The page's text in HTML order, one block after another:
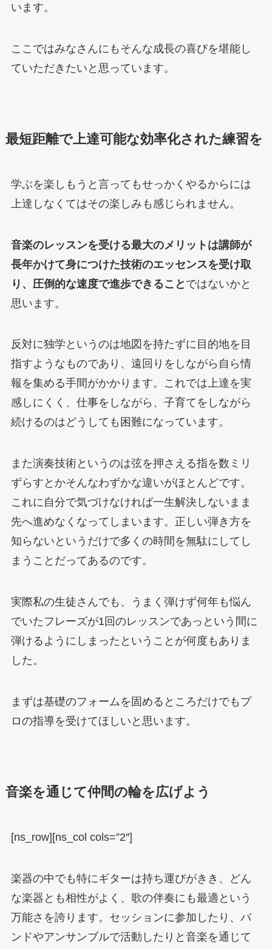
います。
ここではみなさんにもそんな成長の喜びを堪能し
ていただきたいと思っています。
最短距離で上達可能な効率化された練習を
学ぶを楽しもうと言ってもせっかくやるからには
上達しなくてはその楽しみも感じられません。
音楽のレッスンを受ける最大のメリットは講師が
長年かけて身につけた技術のエッセンスを受け取
り、圧倒的な速度で進歩できること ではないかと
思います。
反対に独学というのは地図を持たずに目的地を目
指すようなものであり、遠回りをしながら自ら情
報を集める手間がかかります。これでは上達を実
感しにくく、仕事をしながら、子育てをしながら
続けるのはどうしても困難になっています。
また演奏技術というのは弦を押さえる指を数ミリ
ずらすとかそんなわずかな違いがほとんどです。
これに自分で気づけなければ一生解決しないまま
先へ進めなくなってしまいます。正しい弾き方を
知らないというだけで多くの時間を無駄にしてし
まうことだってあるのです。
実際私の生徒さんでも、うまく弾けず何年も悩ん
でいたフレーズが1回のレッスンであっという間に
弾けるようにしまったということが何度もありま
した。
まずは基礎のフォームを固めるところだけでもプ
ロの指導を受けてほしいと思います。
音楽を通じて仲間の輪を広げよう
[ns_row][ns_col cols=”2″]
楽器の中でも特にギターは持ち運びがきき、どん
な楽器とも相性がよく、歌の伴奏にも最適という
万能さを誇ります。セッションに参加したり、バ
ンドやアンサンブルで活動したりと音楽を通じて